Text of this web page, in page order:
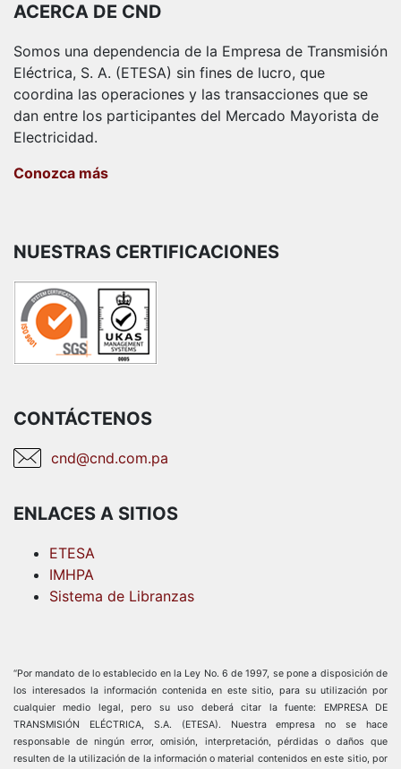
ACERCA DE CND
Somos una dependencia de la Empresa de Transmisión
Eléctrica, S. A. (ETESA) sin fines de lucro, que
coordina las operaciones y las transacciones que se
dan entre los participantes del Mercado Mayorista de
Electricidad.
Conozca más
NUESTRAS CERTIFICACIONES
CONTÁCTENOS
cnd@cnd.com.pa
ENLACES A SITIOS
ETESA
IMHPA
Sistema de Libranzas
“Por mandato de lo establecido en la Ley No. 6 de 1997, se pone a disposición de
los interesados la información contenida en este sitio, para su utilización por
cualquier medio legal, pero su uso deberá citar la fuente: EMPRESA DE
TRANSMISIÓN ELÉCTRICA, S.A. (ETESA). Nuestra empresa no se hace
responsable de ningún error, omisión, interpretación, pérdidas o daños que
resulten de la utilización de la información o material contenidos en este sitio, por